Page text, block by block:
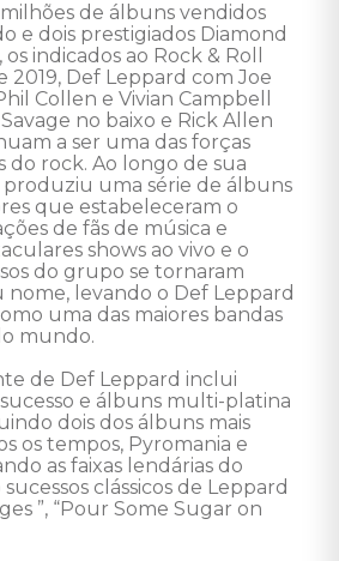
milhões de álbuns vendidos
e dois prestigiados Diamond
indicados ao Rock & Roll
2019, Def Leppard com Joe
Collen e Vivian Campbell
no baixo e Rick Allen
a ser uma das forças
do rock. Ao longo de sua
produziu uma série de álbuns
que estabeleceram o
de fãs de música e
shows ao vivo e o
do grupo se tornaram
nome, levando o Def Leppard
uma das maiores bandas
mundo.
de Def Leppard inclui
e álbuns multi-platina
dois dos álbuns mais
os tempos, Pyromania e
as faixas lendárias do
clássicos de Leppard
”, “Pour Some Sugar on